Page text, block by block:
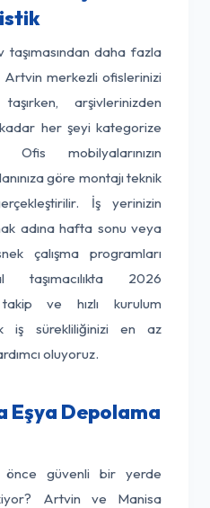
taşımasından daha fazla
Artvin merkezli ofislerinizi
arşivlerinizden
kadar her şeyi kategorize
mobilyalarınızın
göre montajı teknik
İş yerinizin
adına hafta sonu veya
çalışma programları
taşımacılıkta 2026
ve hızlı kurulum
iş sürekliliğinizi en az
oluyoruz.
Eşya Depolama
önce güvenli bir yerde
Artvin ve Manisa